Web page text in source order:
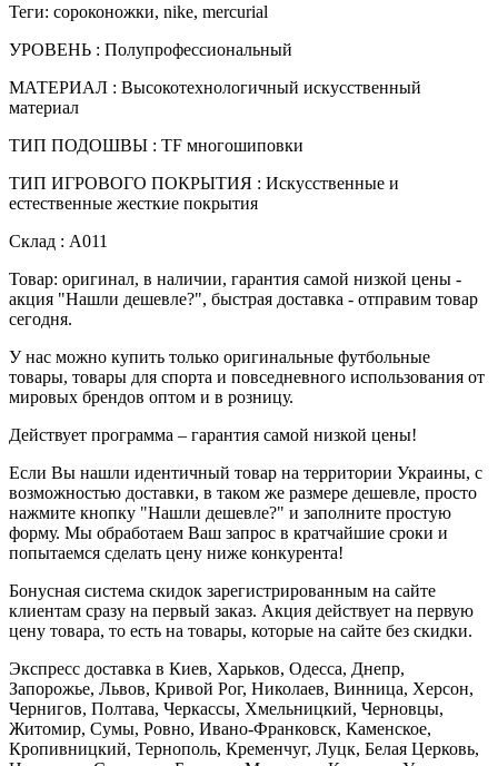
Теги: сороконожки, nike, mercurial
УРОВЕНЬ : Полупрофессиональный
МАТЕРИАЛ : Высокотехнологичный искусственный
материал
ТИП ПОДОШВЫ : TF многошиповки
ТИП ИГРОВОГО ПОКРЫТИЯ : Искусственные и
естественные жесткие покрытия
Склад : А011
Товар: оригинал, в наличии, гарантия самой низкой цены -
акция "Нашли дешевле?", быстрая доставка - отправим товар
сегодня.
У нас можно купить только оригинальные футбольные
товары, товары для спорта и повседневного использования от
мировых брендов оптом и в розницу.
Действует программа – гарантия самой низкой цены!
Если Вы нашли идентичный товар на территории Украины, с
возможностью доставки, в таком же размере дешевле, просто
нажмите кнопку "Нашли дешевле?" и заполните простую
форму. Мы обработаем Ваш запрос в кратчайшие сроки и
попытаемся сделать цену ниже конкурента!
Бонусная система скидок зарегистрированным на сайте
клиентам сразу на первый заказ. Акция действует на первую
цену товара, то есть на товары, которые на сайте без скидки.
Экспресс доставка в Киев, Харьков, Одесса, Днепр,
Запорожье, Львов, Кривой Рог, Николаев, Винница, Херсон,
Чернигов, Полтава, Черкассы, Хмельницкий, Черновцы,
Житомир, Сумы, Ровно, Ивано-Франковск, Каменское,
Кропивницкий, Тернополь, Кременчуг, Луцк, Белая Церковь,